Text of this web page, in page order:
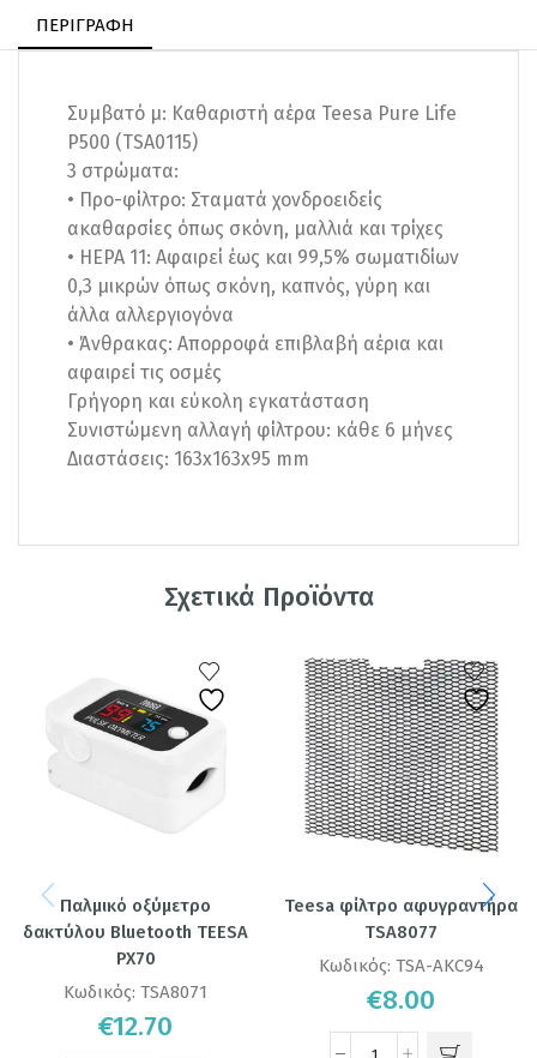
ΠΕΡΙΓΡΑΦΉ
Συμβατό μ: Καθαριστή αέρα Teesa Pure Life
P500 (TSA0115)
3 στρώματα:
• Προ-φίλτρο: Σταματά χονδροειδείς
ακαθαρσίες όπως σκόνη, μαλλιά και τρίχες
• HEPA 11: Αφαιρεί έως και 99,5% σωματιδίων
0,3 μικρών όπως σκόνη, καπνός, γύρη και
άλλα αλλεργιογόνα
• Άνθρακας: Απορροφά επιβλαβή αέρια και
αφαιρεί τις οσμές
Γρήγορη και εύκολη εγκατάσταση
Συνιστώμενη αλλαγή φίλτρου: κάθε 6 μήνες
Διαστάσεις: 163x163x95 mm
Σχετικά Προϊόντα
Παλμικό οξύμετρο
δακτύλου Bluetooth TEESA
PX70
Κωδικός:TSA8071
€12.70
Teesa φίλτρο αφυγραντήρα
TSA8077
Κωδικός: TSA-AKC94
€8.00